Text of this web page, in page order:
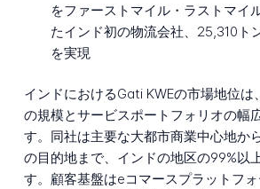
をファーストマイル・ラストマイ
たインド初の物流会社、25,310ト
を実現
インドにおけるGati KWEの市場地位は
の規模とサービスポートフォリオの幅
す。同社は主要な大都市商業中心地か
の目的地まで、インドの地区の99%以
す。顧客基盤はeコマースプラットフ